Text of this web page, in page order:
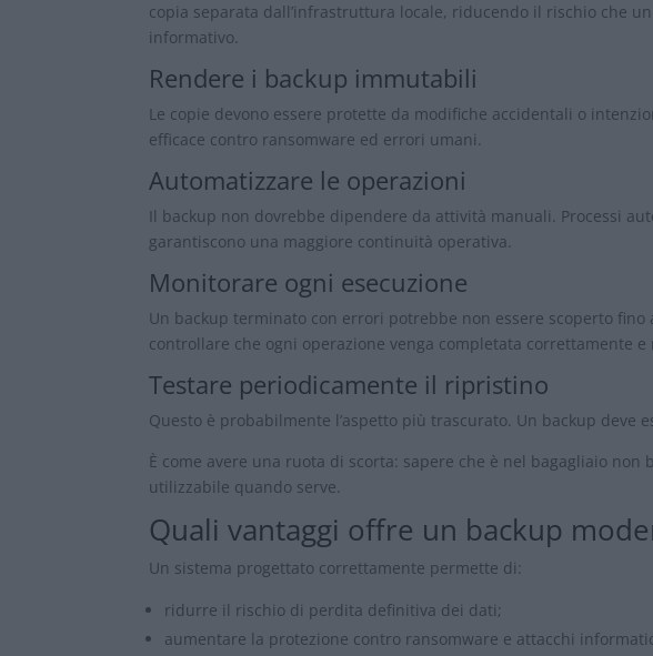
copia separata dall’infrastruttura locale, riducendo il rischio che
informativo.
Rendere i backup immutabili
Le copie devono essere protette da modifiche accidentali o
efficace contro ransomware ed errori umani.
Automatizzare le operazioni
Il backup non dovrebbe dipendere da attività manuali. Processi
garantiscono una maggiore continuità operativa.
Monitorare ogni esecuzione
Un backup terminato con errori potrebbe non essere scoperto
controllare che ogni operazione venga completata correttamente
Testare periodicamente il ripristino
Questo è probabilmente l’aspetto più trascurato. Un backup deve
È come avere una ruota di scorta: sapere che è nel bagagliaio
utilizzabile quando serve.
Quali vantaggi offre un backup
Un sistema progettato correttamente permette di:
ridurre il rischio di perdita definitiva dei dati;
aumentare la protezione contro ransomware e attacchi